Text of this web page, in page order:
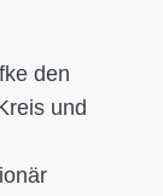
den
und